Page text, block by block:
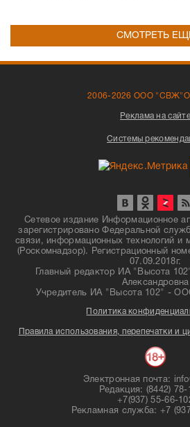
СМОТРЕТЬ
2006-2026 ООО
Реклама на сайте
Системы
Сетевое издание Информационное
зарегистрировано Федеральной
связи, информационных технологий и
(Роскомнадзор). Регистрационный
07.09.2018г.
Главный редактор ИА "Высота
Александровна
Учредитель ИА "Высота 102" -
Политика
Правила использования, перепечатки и
Электронная почта:
Редакция: (8442) 78-
+7(937) 55-66-
Рекламная служба: +7